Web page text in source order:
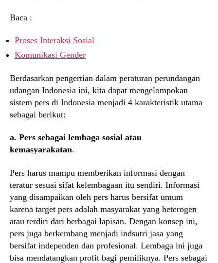
Baca :
Proses Interaksi Sosial
Komunikasi Gender
Berdasarkan pengertian dalam peraturan perundangan
udangan Indonesia ini, kita dapat mengelompokan
sistem pers di Indonesia menjadi 4 karakteristik utama
sebagai berikut:
a. Pers sebagai lembaga sosial atau
kemasyarakatan.
Pers harus mampu memberikan informasi dengan
teratur sesuai sifat kelembagaan itu sendiri. Informasi
yang disampaikan oleh pers harus bersifat umum
karena target pers adalah masyarakat yang heterogen
atau terdiri dari berbagai lapisan. Dengan konsep ini,
pers juga berkembang menjadi indsutri jasa yang
bersifat independen dan profesional. Lembaga ini juga
bisa mendatangkan profit bagi pemiliknya. Pers sebagai